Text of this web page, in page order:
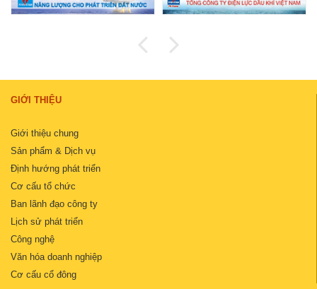
GIỚI THIỆU
Giới thiệu chung
Sản phẩm & Dịch vụ
Định hướng phát triển
Cơ cấu tổ chức
Ban lãnh đạo công ty
Lịch sử phát triển
Công nghệ
Văn hóa doanh nghiệp
Cơ cấu cổ đông